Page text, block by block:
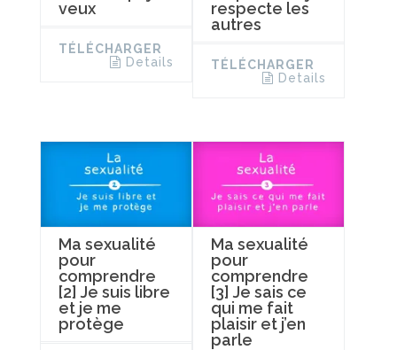
veux
TÉLÉCHARGER
Details
respecte les
autres
TÉLÉCHARGER
Details
Ma sexualité
pour
comprendre
[2] Je suis libre
et je me
protège
Ma sexualité
pour
comprendre
[3] Je sais ce
qui me fait
plaisir et j’en
parle